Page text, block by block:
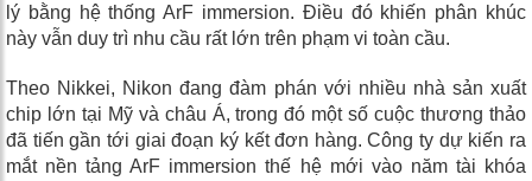
lý bằng hệ thống ArF immersion. Điều đó khiến phân khúc
này vẫn duy trì nhu cầu rất lớn trên phạm vi toàn cầu.
Theo Nikkei, Nikon đang đàm phán với nhiều nhà sản xuất
chip lớn tại Mỹ và châu Á, trong đó một số cuộc thương thảo
đã tiến gần tới giai đoạn ký kết đơn hàng. Công ty dự kiến ra
mắt nền tảng ArF immersion thế hệ mới vào năm tài khóa